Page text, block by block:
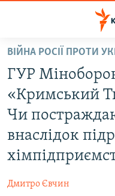
Перейти
основного
матеріалу
Перейти
основної
навігації
до
ВІДЕО ТА ФОТО
ПОЛІТИКА
БЛОГИ
ІНТЕРВ'Ю
ВІЙНА РОСІЇ ПРОТИ
ГУР
«Кримський
Чи
внаслідок
Дмитро Євчин